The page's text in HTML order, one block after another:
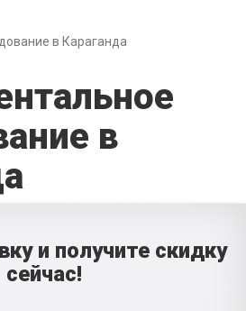
в Караганда
в
и получите скидку
сейчас!